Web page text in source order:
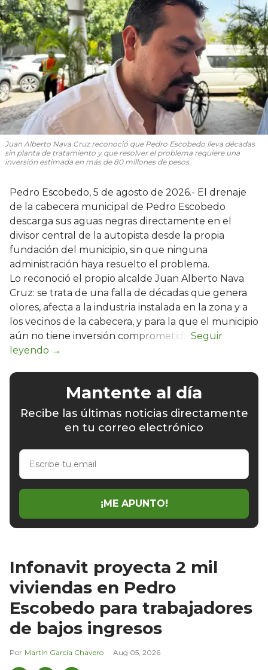
Juan Alberto Nava Cruz reconoció que Pedro Escobedo lleva décadas
sin planta de tratamiento y que resolver el problema requiere una
inversión estimada en más de 80 millones de pesos.
Pedro Escobedo, 5 de agosto de 2026.- El drenaje
de la cabecera municipal de Pedro Escobedo
descarga sus aguas negras directamente en el
divisor central de la autopista desde la propia
fundación del municipio, sin que ninguna
administración haya resuelto el problema.
Lo reconoció el propio alcalde Juan Alberto Nava
Cruz: se trata de una falla de décadas que genera
olores, afecta a la industria instalada en la zona y a
los vecinos de la cabecera, y para la que el municipio
aún no tiene inversión comprometida.
Mantente al día
Recibe las últimas noticias directamente
en tu correo electrónico
Escribe
email
¡ME APUNTO!
Infonavit proyecta 2 mil
viviendas en Pedro
Escobedo para trabajadores
de bajos ingresos
Martín García Chavero Aug 05, 2026